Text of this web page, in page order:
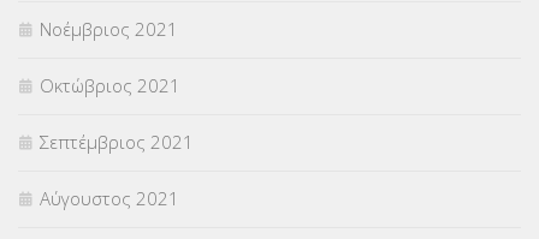
Νοέμβριος 2021
Οκτώβριος 2021
Σεπτέμβριος 2021
Αύγουστος 2021